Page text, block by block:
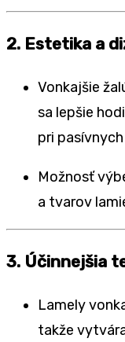
2. Estetika a
Vonkajšie
sa lepšie
pri
Možnosť
a tvarov
3. Účinnejšia
Lamely
takže